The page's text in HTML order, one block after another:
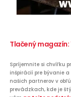
Tlačený magazín:
Spríjemnite si chvíľku
inšpirácií pre bývanie
našich partnerov v
prevádzkach, kde je